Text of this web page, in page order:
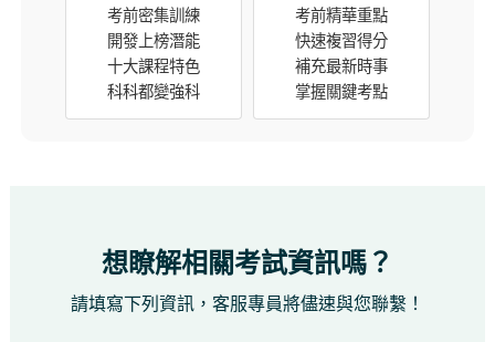
考前密集訓練
開發上榜潛能
十大課程特色
科科都變強科
考前精華重點
快速複習得分
補充最新時事
掌握關鍵考點
想瞭解相關考試資訊嗎？
請填寫下列資訊，客服專員將儘速與您聯繫！